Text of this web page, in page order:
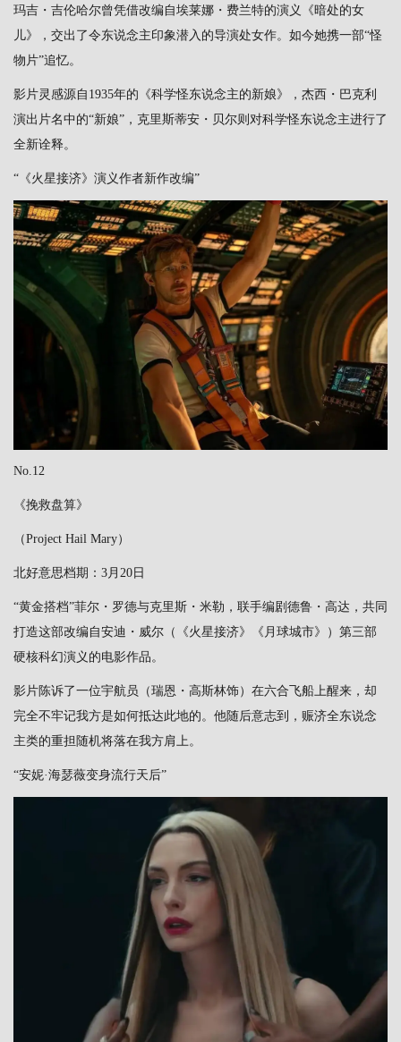
玛吉・吉伦哈尔曾凭借改编自埃莱娜・费兰特的演义《暗处的女
儿》，交出了令东说念主印象潜入的导演处女作。如今她携一部“怪
物片”追忆。
影片灵感源自1935年的《科学怪东说念主的新娘》，杰西・巴克利
演出片名中的“新娘”，克里斯蒂安・贝尔则对科学怪东说念主进行了
全新诠释。
“《火星接济》演义作者新作改编”
No.12
《挽救盘算》
（Project Hail Mary）
北好意思档期：3月20日
“黄金搭档”菲尔・罗德与克里斯・米勒，联手编剧德鲁・高达，共同
打造这部改编自安迪・威尔（《火星接济》《月球城市》）第三部
硬核科幻演义的电影作品。
影片陈诉了一位宇航员（瑞恩・高斯林饰）在六合飞船上醒来，却
完全不牢记我方是如何抵达此地的。他随后意志到，赈济全东说念
主类的重担随机将落在我方肩上。
“安妮·海瑟薇变身流行天后”